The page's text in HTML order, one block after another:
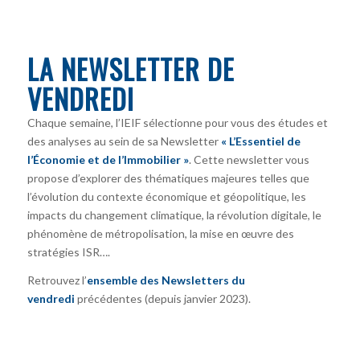
LA NEWSLETTER DE
VENDREDI
Chaque semaine, l’IEIF sélectionne pour vous des études et
des analyses au sein de sa Newsletter « L’Essentiel de
l’Économie et de l’Immobilier ». Cette newsletter vous
propose d’explorer des thématiques majeures telles que
l’évolution du contexte économique et géopolitique, les
impacts du changement climatique, la révolution digitale, le
phénomène de métropolisation, la mise en œuvre des
stratégies ISR….
Retrouvez l’ensemble des Newsletters du
vendredi précédentes (depuis janvier 2023).